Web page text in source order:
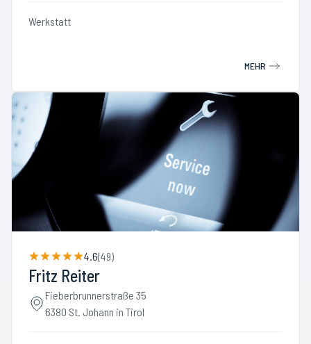
Werkstatt
MEHR
4.6(49)
Fritz Reiter
Fieberbrunnerstraße 35
6380 St. Johann in Tirol